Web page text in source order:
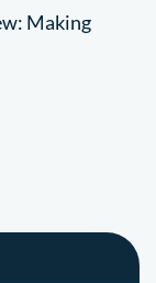
Making